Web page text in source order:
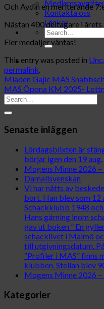
Kontakta oss
Länkar
Och Aydin en meriterande
Nästan 400 deltagare i årets
Fler medaljer väntas!
This entry was posted in
permalink.
Mladen Gajic MAS
MAS Öppna KM 2025-
Senaste inläggen
Lördagsblixten är
börjar igen den 19 aug.
Mogens Minne 2026
Damallsvenskan
Vi har nåtts av
bort. Han blev som 12
Schackklubb 1948
Hans gärning inom
gav ut boken ” En
schacklivet i Malmö
till utgivningsdatum.
“Profiler i MAS” finns
klubben. Stellan blev
Mogens Minne 2026
Kategorier